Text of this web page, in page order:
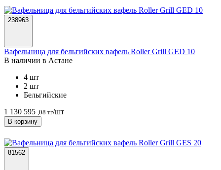
238963
Вафельница для бельгийских вафель Roller Grill GED 10
В наличии в Астанe
4 шт
2 шт
Бельгийские
1 130 595 ,08 тг/шт
В корзину
81562